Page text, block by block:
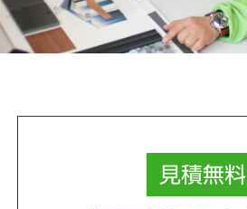
見積無料